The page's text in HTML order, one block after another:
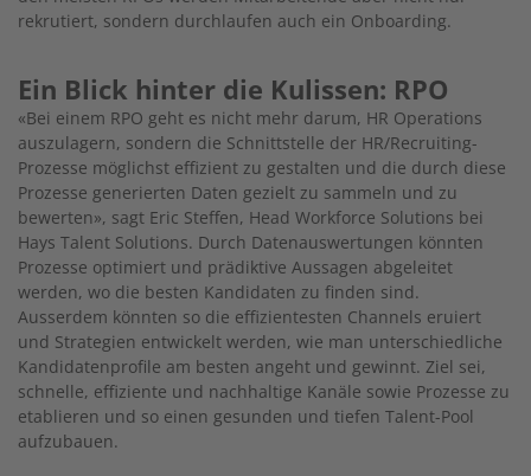
rekrutiert, sondern durchlaufen auch ein Onboarding.
Ein Blick hinter die Kulissen: RPO
«Bei einem RPO geht es nicht mehr darum, HR Operations
auszulagern, sondern die Schnittstelle der HR/Recruiting-
Prozesse möglichst effizient zu gestalten und die durch diese
Prozesse generierten Daten gezielt zu sammeln und zu
bewerten», sagt Eric Steffen, Head Workforce Solutions bei
Hays Talent Solutions. Durch Datenauswertungen könnten
Prozesse optimiert und prädiktive Aussagen abgeleitet
werden, wo die besten Kandidaten zu finden sind.
Ausserdem könnten so die effizientesten Channels eruiert
und Strategien entwickelt werden, wie man unterschiedliche
Kandidatenprofile am besten angeht und gewinnt. Ziel sei,
schnelle, effiziente und nachhaltige Kanäle sowie Prozesse zu
etablieren und so einen gesunden und tiefen Talent-Pool
aufzubauen.